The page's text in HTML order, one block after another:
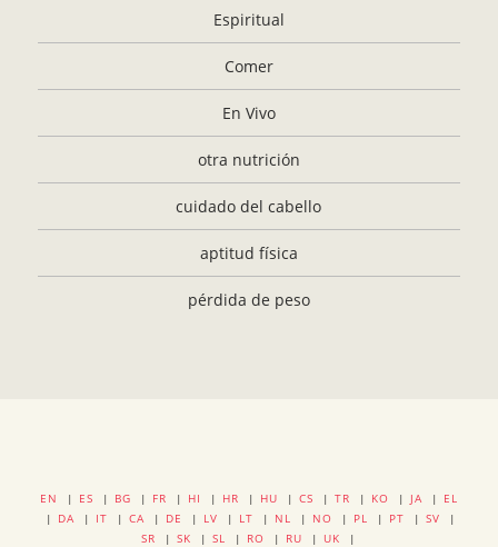
Espiritual
Comer
En Vivo
otra nutrición
cuidado del cabello
aptitud física
pérdida de peso
EN | ES | BG | FR | HI | HR | HU | CS | TR | KO | JA | EL
| DA | IT | CA | DE | LV | LT | NL | NO | PL | PT | SV |
SR | SK | SL | RO | RU | UK |